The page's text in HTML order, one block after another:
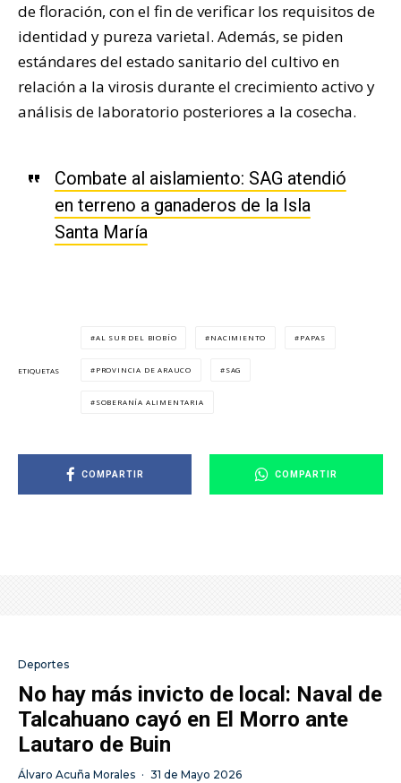
de floración, con el fin de verificar los requisitos de
identidad y pureza varietal. Además, se piden
estándares del estado sanitario del cultivo en
relación a la virosis durante el crecimiento activo y
análisis de laboratorio posteriores a la cosecha.
Combate al aislamiento: SAG atendió
en terreno a ganaderos de la Isla
Santa María
ETIQUETAS
AL SUR DEL BIOBÍO NACIMIENTO PAPAS
PROVINCIA DE ARAUCO SAG
SOBERANÍA ALIMENTARIA
COMPARTIR COMPARTIR
Deportes
No hay más invicto de local: Naval de
Talcahuano cayó en El Morro ante
Lautaro de Buin
Álvaro Acuña Morales · 31 de Mayo 2026